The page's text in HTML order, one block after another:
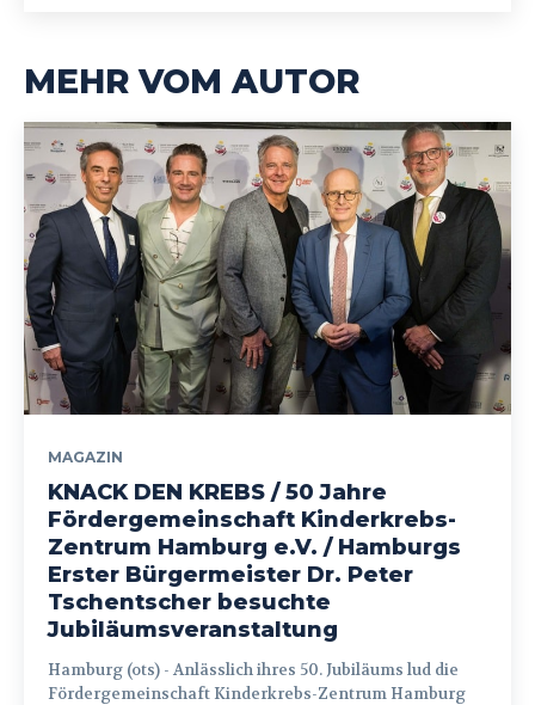
MEHR VOM AUTOR
MAGAZIN
KNACK DEN KREBS / 50 Jahre
Fördergemeinschaft Kinderkrebs-
Zentrum Hamburg e.V. / Hamburgs
Erster Bürgermeister Dr. Peter
Tschentscher besuchte
Jubiläumsveranstaltung
Hamburg (ots) - Anlässlich ihres 50. Jubiläums lud die
Fördergemeinschaft Kinderkrebs-Zentrum Hamburg